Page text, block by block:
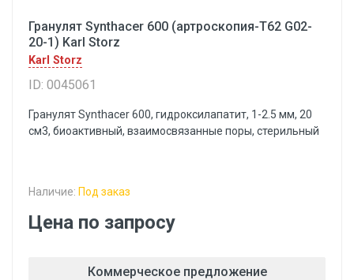
Гранулят Synthacer 600 (артроскопия-Т62 G02-
20-1) Karl Storz
Karl Storz
ID: 0045061
Гранулят Synthacer 600, гидроксилапатит, 1-2.5 мм, 20
см3, биоактивный, взаимосвязанные поры, стерильный
Наличие: Под заказ
Цена по запросу
Коммерческое предложение